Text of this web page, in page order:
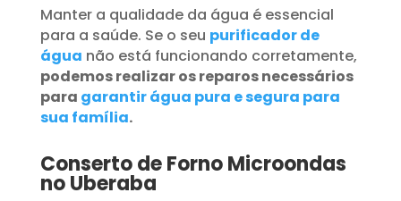
Manter a qualidade da água é essencial
para a saúde. Se o seu purificador de
água não está funcionando corretamente,
podemos realizar os reparos necessários
para garantir água pura e segura para
sua família.
Conserto de Forno Microondas
no Uberaba